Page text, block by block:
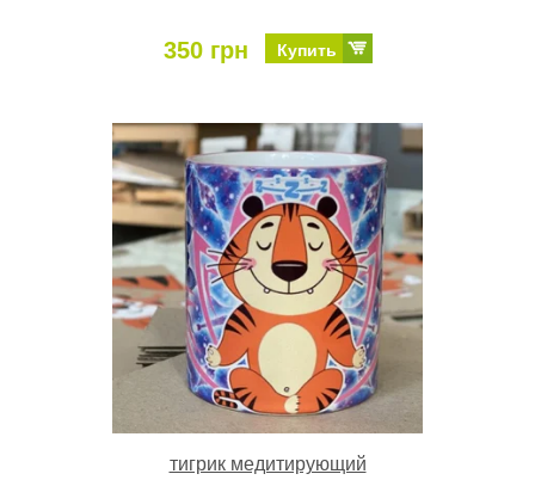
350 грн Купить
тигрик медитирующий